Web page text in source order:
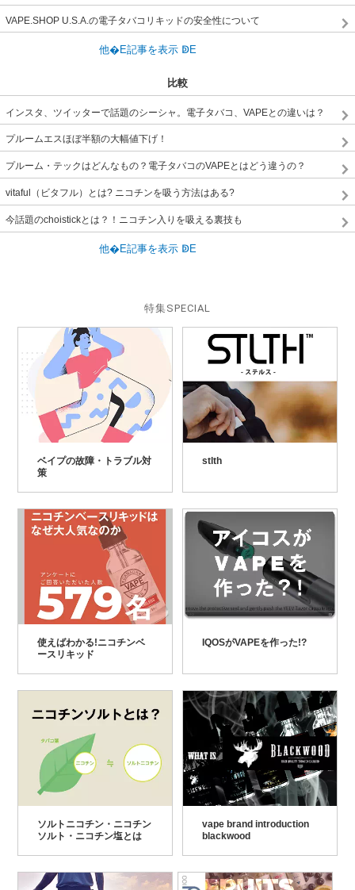
VAPE.SHOP U.S.A.の電子タバコリキッドの安全性について
比較
インスタ、ツイッターで話題のシーシャ。電子タバコ、VAPEとの違いは？
プルームエスほぼ半額の大幅値下げ！
プルーム・テックはどんなもの？電子タバコのVAPEとはどう違うの？
vitaful（ビタフル）とは? ニコチンを吸う方法はある?
今話題のchoistickとは？！ニコチン入りを吸える裏技も
特集 SPECIAL
ベイプの故障・トラブル対
策
stlth
使えばわかる!ニコチンベ
ースリキッド
IQOSがVAPEを作った!?
ソルトニコチン・ニコチン
ソルト・ニコチン塩とは
vape brand introduction
blackwood